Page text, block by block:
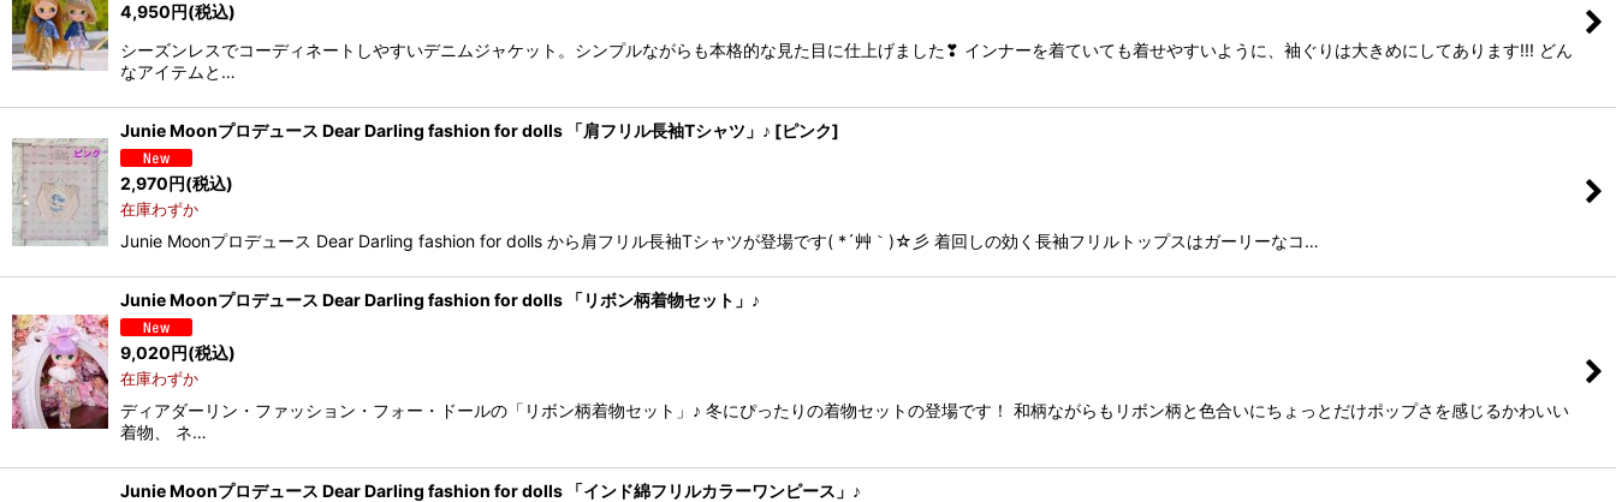
4,950円(税込)
シーズンレスでコーディネートしやすいデニムジャケット。シンプルながらも本格的な見た目に仕上げました❣ インナーを着ていても着せやすいように、袖ぐりは大きめにしてあります!!! どん
なアイテムと…
Junie Moonプロデュース Dear Darling fashion for dolls 「肩フリル長袖Tシャツ」♪ [ピンク]
2,970円(税込)
在庫わずか
Junie Moonプロデュース Dear Darling fashion for dolls から肩フリル長袖Tシャツが登場です( *´艸｀)☆彡 着回しの効く長袖フリルトップスはガーリーなコ…
Junie Moonプロデュース Dear Darling fashion for dolls 「リボン柄着物セット」♪
9,020円(税込)
在庫わずか
ディアダーリン・ファッション・フォー・ドールの「リボン柄着物セット」♪ 冬にぴったりの着物セットの登場です！ 和柄ながらもリボン柄と色合いにちょっとだけポップさを感じるかわいい
着物、 ネ…
Junie Moonプロデュース Dear Darling fashion for dolls 「インド綿フリルカラーワンピース」♪